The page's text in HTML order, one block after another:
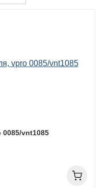
vnt1085